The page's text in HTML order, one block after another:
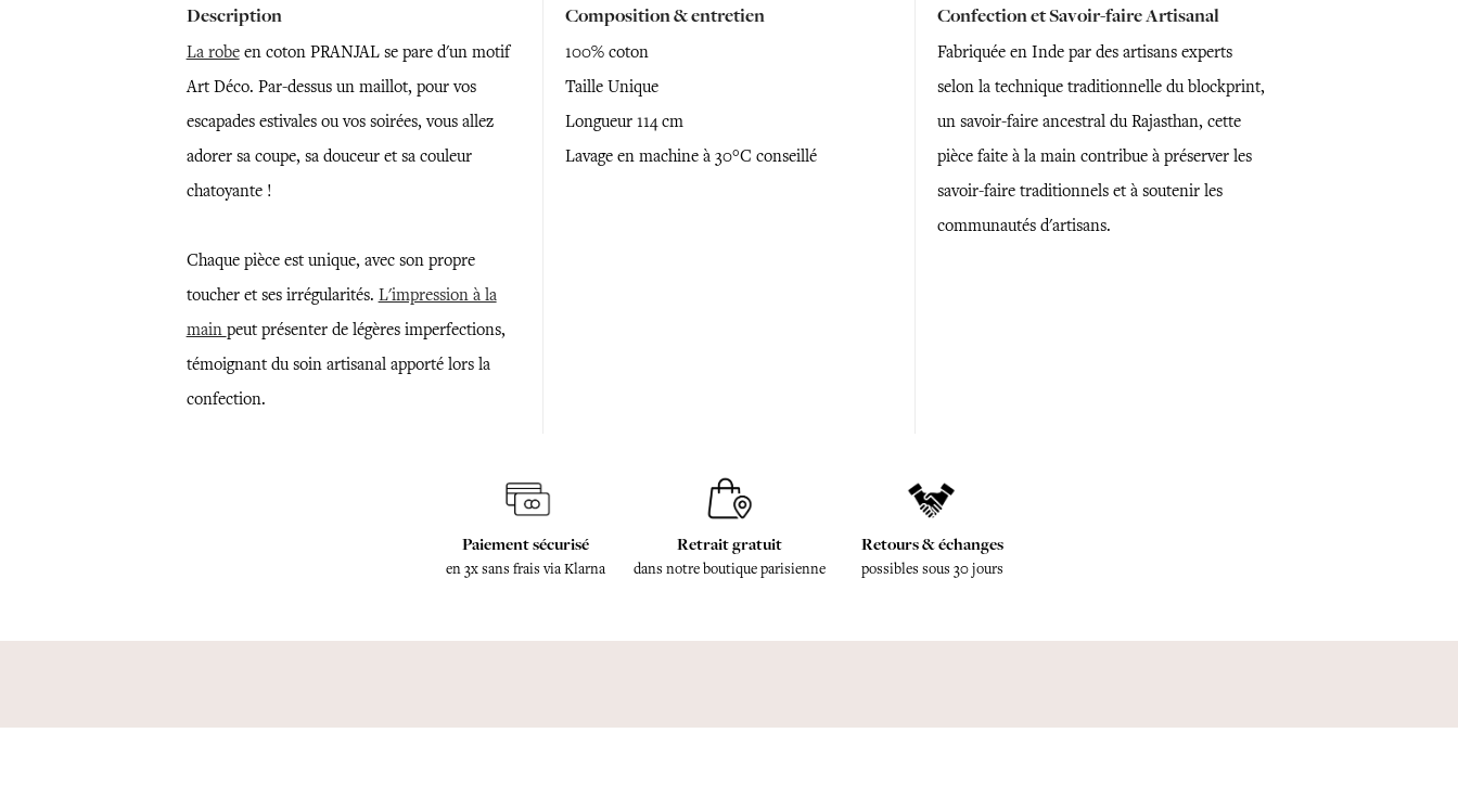
Description
La robeen coton PRANJAL se pare d'un motif
Art Déco. Par-dessus un maillot, pour vos
escapades estivales ou vos soirées, vous allez
adorer sa coupe, sa douceur et sa couleur
chatoyante !
Chaque pièce est unique, avec son propre
toucher et ses irrégularités. L'impression à la
main peut présenter de légères imperfections,
témoignant du soin artisanal apporté lors la
confection.
Composition & entretien
100% coton
Taille Unique
Longueur 114 cm
Lavage en machine à 30°C conseillé
Confection et Savoir-faire Artisanal
Fabriquée en Inde par des artisans experts
selon la technique traditionnelle du blockprint,
un savoir-faire ancestral du Rajasthan, cette
pièce faite à la main contribue à préserver les
savoir-faire traditionnels et à soutenir les
communautés d'artisans.
Paiement sécurisé
en 3x sans frais via Klarna
Retrait gratuit
dans notre boutique parisienne
Retours & échanges
possibles sous 30 jours